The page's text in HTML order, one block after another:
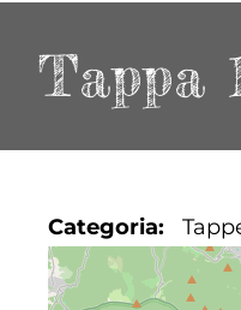
Tappa
Categoria